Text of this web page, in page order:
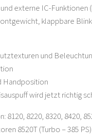
externe IC-Funktionen
klappbare
und
Handposition
wird jetzt richtig
8120, 8220, 8320, 8420,
8520T (Turbo – 385